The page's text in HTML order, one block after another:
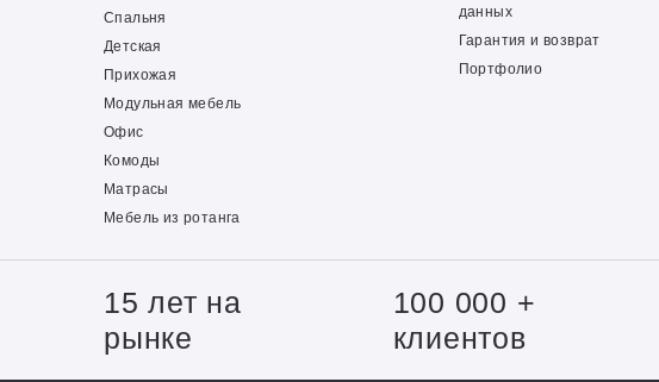
Спальня
Детская
Прихожая
Модульная мебель
Офис
Комоды
Матрасы
Мебель из ротанга
данных
Гарантия и возврат
Портфолио
15 лет на
рынке
100 000 +
клиентов